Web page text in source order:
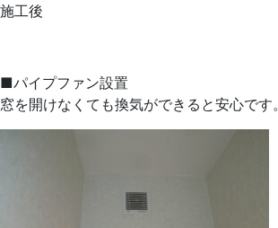
施工後
■パイプファン設置
窓を開けなくても換気ができると安心です。